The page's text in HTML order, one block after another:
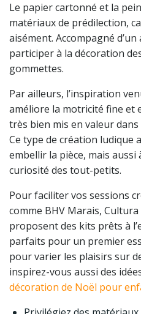
Le papier cartonné et la
matériaux de prédilection,
aisément. Accompagné
participer à la décoration
gommettes.
Par ailleurs, l’inspiration
améliore la motricité fine et
très bien mis en valeur
Ce type de création ludique
embellir la pièce, mais
curiosité des tout-petits.
Pour faciliter vos sessions
comme BHV Marais,
proposent des kits prêts à
parfaits pour un premier
pour varier les plaisirs sur
inspirez-vous aussi des
décoration de Noël pour